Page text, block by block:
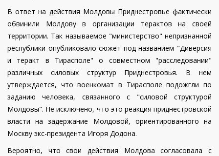
В ответ на действия Молдовы Приднестровье фактически
обвинили Молдову в организации терактов на своей
территории. Так называемое "министерство" непризнанной
республики опубликовало сюжет под названием "Диверсия
и теракт в Тирасполе" о совместном "расследовании"
различных силовых структур Приднестровья. В нем
утверждается, что военкомат в Тирасполе подожгли по
заданию человека, связанного с "силовой структурой
Молдовы". Не исключено, что это реакция приднестровской
власти на задержание Молдовой, ориентированного на
Москву экс-президента Игоря Додона.
Вероятно, что свои действия Молдова согласовала с